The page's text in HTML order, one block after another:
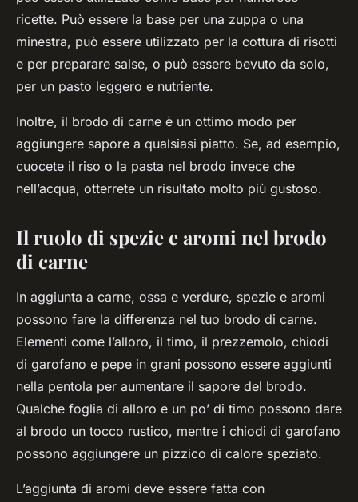
ricette. Può essere la base per una zuppa o una
minestra, può essere utilizzato per la cottura di risotti
e per preparare salse, o può essere bevuto da solo,
per un pasto leggero e nutriente.
Inoltre, il brodo di carne è un ottimo modo per
aggiungere sapore a qualsiasi piatto. Se, ad esempio,
cuocete il riso o la pasta nel brodo invece che
nell’acqua, otterrete un risultato molto più gustoso.
Il ruolo di spezie e aromi nel brodo
di carne
In aggiunta a carne, ossa e verdure, spezie e aromi
possono fare la differenza nel tuo brodo di carne.
Elementi come l’alloro, il timo, il prezzemolo, chiodi
di garofano e pepe in grani possono essere aggiunti
nella pentola per aumentare il sapore del brodo.
Qualche foglia di alloro e un po’ di timo possono dare
al brodo un tocco rustico, mentre i chiodi di garofano
possono aggiungere un pizzico di calore speziato.
L’aggiunta di aromi deve essere fatta con